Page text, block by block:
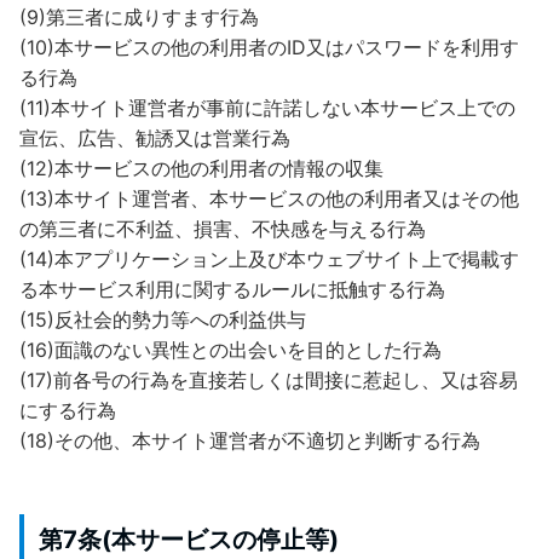
(9)第三者に成りすます行為
(10)本サービスの他の利用者のID又はパスワードを利用す
る行為
(11)本サイト運営者が事前に許諾しない本サービス上での
宣伝、広告、勧誘又は営業行為
(12)本サービスの他の利用者の情報の収集
(13)本サイト運営者、本サービスの他の利用者又はその他
の第三者に不利益、損害、不快感を与える行為
(14)本アプリケーション上及び本ウェブサイト上で掲載す
る本サービス利用に関するルールに抵触する行為
(15)反社会的勢力等への利益供与
(16)面識のない異性との出会いを目的とした行為
(17)前各号の行為を直接若しくは間接に惹起し、又は容易
にする行為
(18)その他、本サイト運営者が不適切と判断する行為
第7条(本サービスの停止等)